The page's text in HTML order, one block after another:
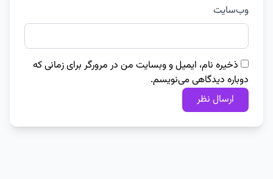
وب‌سایت
ذخیره نام، ایمیل و وبسایت من در مرورگر برای زمانی که
دوباره دیدگاهی می‌نویسم.